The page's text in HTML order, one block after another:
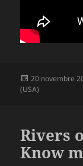
Publié
le
20 novembre
(USA)
Rivers
Know